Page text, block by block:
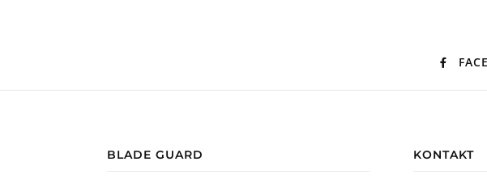
BLADE GUARD KONTAKT